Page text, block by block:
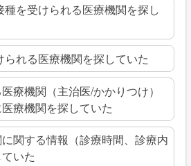
種を受けられる医療機関を探し
られる医療機関を探していた
療機関（主治医/かかりつけ）
療機関を探していた
関する情報（診療時間、診療内
いた